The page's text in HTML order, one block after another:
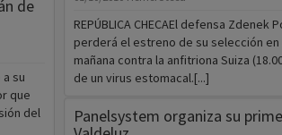
de
su
que
del
REPÚBLICA CHECAEl defensa Zdenek
perderá el estreno de su selección en
mañana contra la anfitriona Suiza
de un virus estomacal.[...]
Panelsystem organiza su